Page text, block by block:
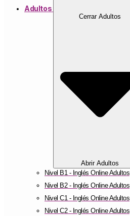
Adultos
Cerrar Adultos
Abrir Adultos
Nivel B1 - Inglés Online Adultos
Nivel B2 - Inglés Online Adultos
Nivel C1 - Inglés Online Adultos
Nivel C2 - Inglés Online Adultos